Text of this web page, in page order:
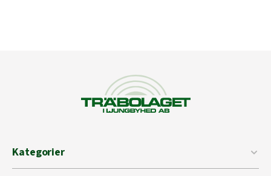
Kategorier